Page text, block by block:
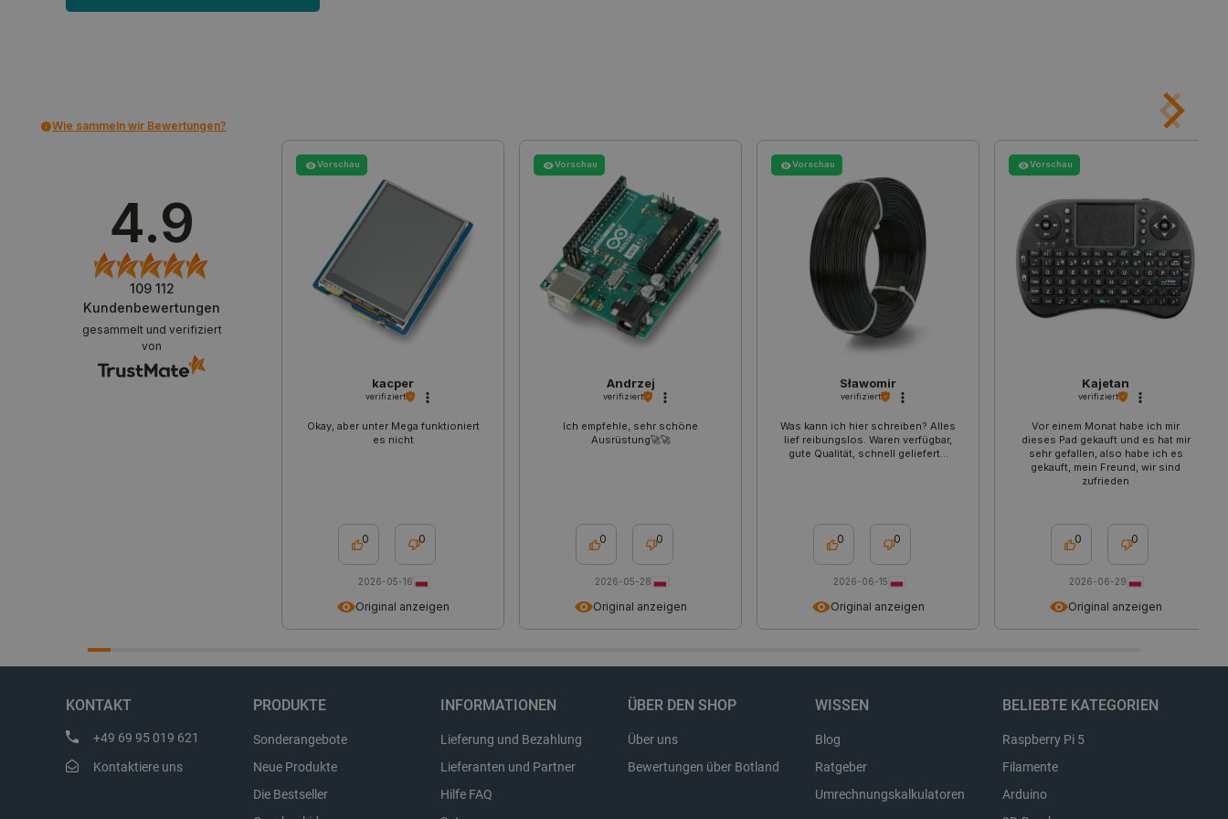
Wie sammeln wir Bewertungen?
4.9
109 112
Kundenbewertungen
gesammelt und verifiziert
von
Original anzeigen
Vorschau
kacper
verifiziert
Okay, aber unter Mega funktioniert
es nicht
0 0
2026-05-16
Original anzeigen
Vorschau
Andrzej
verifiziert
Ich empfehle, sehr schöne
Ausrüstung🚀🚀
0 0
2026-05-28
Original anzeigen
Vorschau
Sławomir
verifiziert
Was kann ich hier schreiben? Alles
lief reibungslos. Waren verfügbar,
gute Qualität, schnell geliefert...
0 0
2026-06-15
Original anzeigen
Vorschau
Kajetan
verifiziert
Vor einem Monat habe ich mir
dieses Pad gekauft und es hat mir
sehr gefallen, also habe ich es
gekauft, mein Freund, wir sind
zufrieden
0 0
2026-06-29
KONTAKT
+49 69 95 019 621
Kontaktiere uns
PRODUKTE
Sonderangebote
Neue Produkte
Die Bestseller
INFORMATIONEN
Lieferung und Bezahlung
Lieferanten und Partner
Hilfe FAQ
ÜBER DEN SHOP
Über uns
Bewertungen über Botland
WISSEN
Blog
Ratgeber
Umrechnungskalkulatoren
BELIEBTE KATEGORIEN
Raspberry Pi 5
Filamente
Arduino
LaSID
Quality Unit
Sitzung
Dieses Cookie wird verwendet, um Verkäufe in Google Analytics
und anonyme Benutzer-Sitzungsinformationen zu verfolgen.
59 Minuten
49 Sekunden
Dieses Cookie wird verwendet, um Benutzersitzungsstatus über
Seitenanforderungen zu verwalten.
critCartData botland.de
9 Minuten
50 Sekunden
Dieses Cookie wird verwendet, um sicherzustellen, dass sich
der Inhalt des Einkaufswagens nicht ändert, wenn der Benutzer
durch verschiedene Seiten des Shops navigiert oder wenn er
den Shop verlässt und später zurückkehrt.
Sitzung
Cookie, das von Anwendungen generiert wird, die auf der PHP-
Sprache basieren. Dies ist eine allgemeine Kennung, die zum
Zahl. Die Art und Weise, wie sie verwendet wird, kann für die
Site spezifisch sein. Ein gutes Beispiel ist jedoch die
den Seiten.
Dieses Cookie dient dazu, die Einwilligung des Nutzers zur
Verwendung von Cookies auf der Website zu speichern und die
Storage declaration
Storage type Beschreibung
Lokaler Speicher
lastExternalReferrer Lokaler Speicher
lastExternalReferrerTime Lokaler Speicher
lbx_ac_easystorage Sitzungsspeicher
_cltk Sitzungsspeicher
_smvc